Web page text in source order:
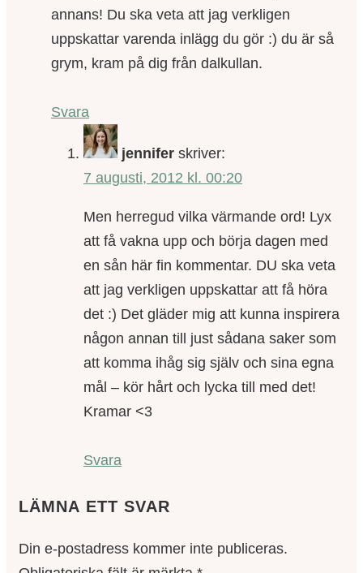
annans! Du ska veta att jag verkligen
uppskattar varenda inlägg du gör :) du är så
grym, kram på dig från dalkullan.
Svara
jennifer skriver:
7 augusti, 2012 kl. 00:20
Men herregud vilka värmande ord! Lyx
att få vakna upp och börja dagen med
en sån här fin kommentar. DU ska veta
att jag verkligen uppskattar att få höra
det :) Det gläder mig att kunna inspirera
någon annan till just sådana saker som
att komma ihåg sig själv och sina egna
mål – kör hårt och lycka till med det!
Kramar <3
Svara
LÄMNA ETT SVAR
Din e-postadress kommer inte publiceras.